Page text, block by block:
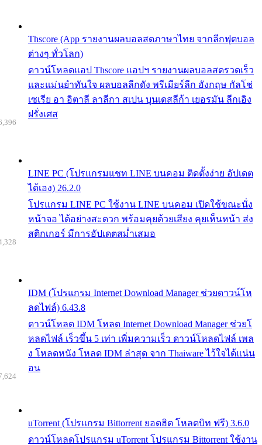
Thscore (App รายงานผลบอลสดภาษาไทย จากลีกฟุตบอล
ต่างๆ ทั่วโลก)
ดาวน์โหลดแอป Thscore แอปฯ รายงานผลบอลสดรวดเร็ว
และแม่นยำทันใจ ผลบอลลีกดัง พรีเมียร์ลีก อังกฤษ กัลโช่
เซเรีย อา อิตาลี ลาลีกา สเปน บุนเดสลีก้า เยอรมัน ลีกเอิง
ฝรั่งเศส
LINE PC (โปรแกรมแชท LINE บนคอม ติดตั้งง่าย อัปเดต
ได้เอง) 26.2.0
โปรแกรม LINE PC ใช้งาน LINE บนคอม เปิดใช้ขณะนั่ง
หน้าจอ ได้อย่างสะดวก พร้อมคุยด้วยเสียง คุยเห็นหน้า ส่ง
สติกเกอร์ มีการอัปเดตสม่ำเสมอ
IDM (โปรแกรม Internet Download Manager ช่วยดาวน์โห
ลดไฟล์) 6.43.8
ดาวน์โหลด IDM โหลด Internet Download Manager ช่วยโ
หลดไฟล์ เร็วขึ้น 5 เท่า เพิ่มความเร็ว ดาวน์โหลดไฟล์ เพล
ง โหลดหนัง โหลด IDM ล่าสุด จาก Thaiware ไว้ใจได้แน่น
อน
uTorrent (โปรแกรม Bittorrent ยอดฮิต โหลดบิท ฟรี) 3.6.0
ดาวน์โหลดโปรแกรม uTorrent โปรแกรม Bittorrent ใช้งาน